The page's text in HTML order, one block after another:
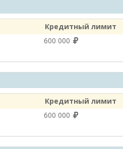
Кредитный лимит
600 000
Кредитный лимит
600 000